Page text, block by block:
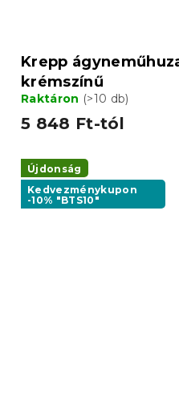
Krepp
krémszínű
Raktáron (>10 db)
5 848 Ft-tól
Újdonság
Kedvezménykupon
-10% "BTS10"